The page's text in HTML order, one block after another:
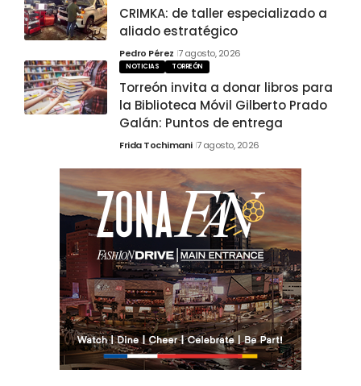
CRIMKA: de taller especializado a
aliado estratégico
Pedro Pérez 7 agosto, 2026
NOTICIAS TORREÓN
Torreón invita a donar libros para
la Biblioteca Móvil Gilberto Prado
Galán: Puntos de entrega
Frida Tochimani 7 agosto, 2026